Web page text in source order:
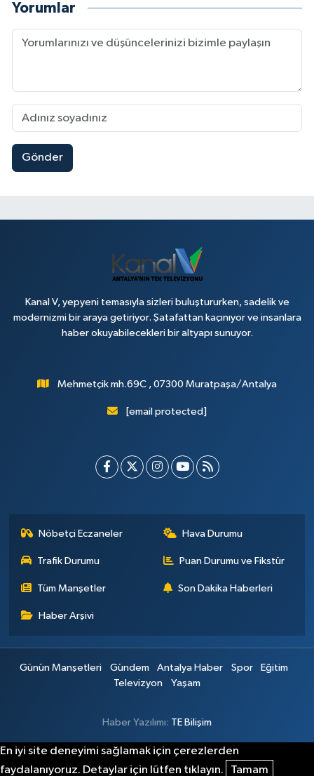
Yorumlar
Gönder
Kanal V, yepyeni temasıyla sizleri buluştururken, sadelik ve
modernizmi bir araya getiriyor. Şatafattan kaçınıyor ve insanlara
haber okuyabilecekleri bir altyapı sunuyor.
Mehmetçik mh.69C , 07300 Muratpaşa/Antalya
[email protected]
Nöbetçi Eczaneler Hava Durumu
Trafik Durumu Puan Durumu ve Fikstür
Tüm Manşetler Son Dakika Haberleri
Haber Arşivi
Günün Manşetleri Gündem Antalya Haber Spor
Eğitim
Televizyon
Yaşam
Haber Yazılımı: TE Bilişim
En iyi site deneyimi sağlamak için çerezlerden
faydalanıyoruz. Detaylar için lütfen tıklayın.
Tamam